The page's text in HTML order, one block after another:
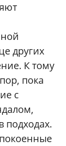
других
К тому
пока
с
подходах.